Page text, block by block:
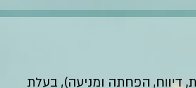
דיווח, הפחתה ומניעה), בעלת